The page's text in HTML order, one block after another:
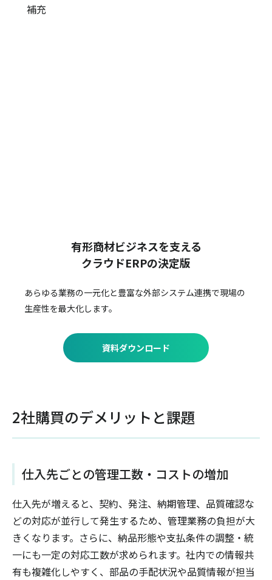
補充
有形商材ビジネスを支える
クラウドERPの決定版
あらゆる業務の一元化と豊富な外部システム連携で現場の
生産性を最大化します。
資料ダウンロード
2社購買のデメリットと課題
仕入先ごとの管理工数・コストの増加
仕入先が増えると、契約、発注、納期管理、品質確認な
どの対応が並行して発生するため、管理業務の負担が大
きくなります。さらに、納品形態や支払条件の調整・統
一にも一定の対応工数が求められます。社内での情報共
有も複雑化しやすく、部品の手配状況や品質情報が担当